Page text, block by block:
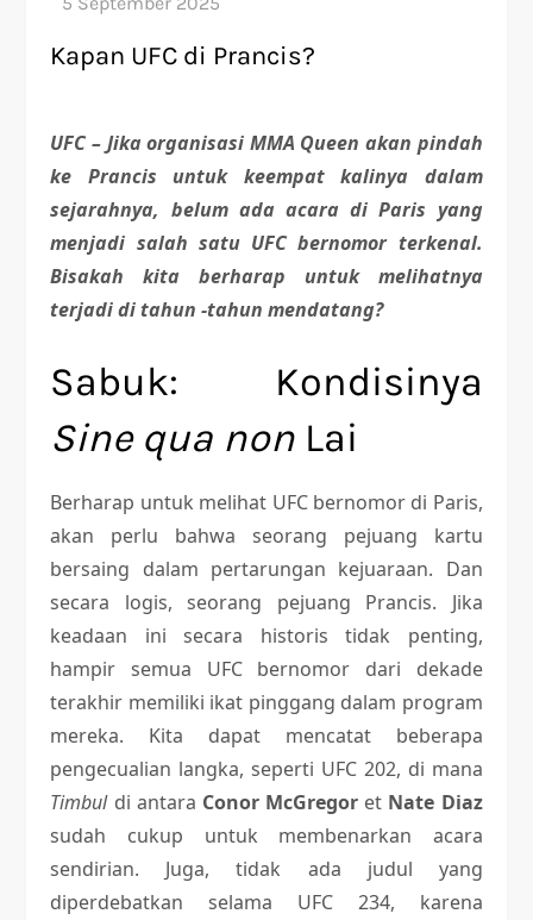
Kapan UFC di Prancis?
UFC – Jika organisasi MMA Queen akan pindah
ke Prancis untuk keempat kalinya dalam
sejarahnya, belum ada acara di Paris yang
menjadi salah satu UFC bernomor terkenal.
Bisakah kita berharap untuk melihatnya
terjadi di tahun -tahun mendatang?
Sabuk: Kondisinya
Sine qua non Lai
Berharap untuk melihat UFC bernomor di Paris,
akan perlu bahwa seorang pejuang kartu
bersaing dalam pertarungan kejuaraan. Dan
secara logis, seorang pejuang Prancis. Jika
keadaan ini secara historis tidak penting,
hampir semua UFC bernomor dari dekade
terakhir memiliki ikat pinggang dalam program
mereka. Kita dapat mencatat beberapa
pengecualian langka, seperti UFC 202, di mana
Timbul di antara Conor McGregor et Nate Diaz
sudah cukup untuk membenarkan acara
sendirian. Juga, tidak ada judul yang
diperdebatkan selama UFC 234, karena